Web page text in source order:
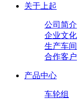
关于上起
公司简介
企业文化
生产车间
合作客户
产品中心
车轮组